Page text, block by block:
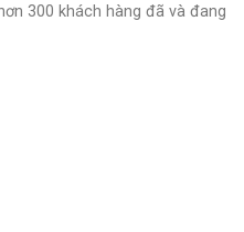
300 khách hàng đã và đang